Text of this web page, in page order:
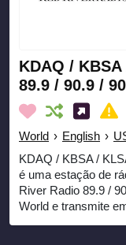
KDAQ /
89.9 / 90.9 /
World › English ›
KDAQ / KBSA /
é uma estação de
River Radio 89.9 /
World e transmite